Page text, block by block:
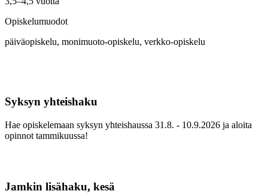
Opiskelumuodot
päiväopiskelu, monimuoto-opiskelu, verkko-opiskelu
Syksyn yhteishaku
Hae opiskelemaan syksyn yhteishaussa 31.8. - 10.9.2026 ja aloita
opinnot tammikuussa!
Jamkin lisähaku, kesä